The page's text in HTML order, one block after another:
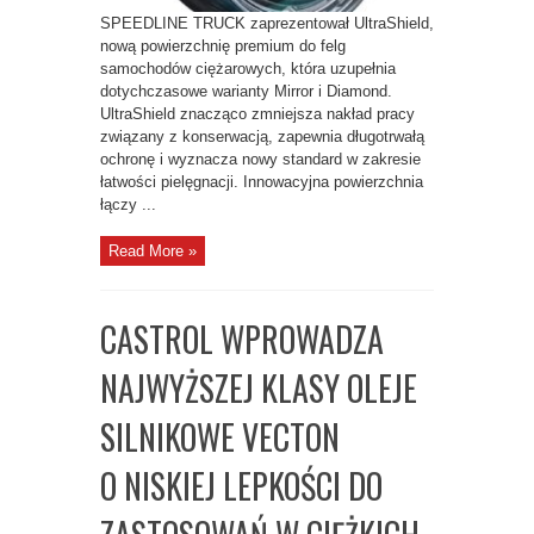
SPEEDLINE TRUCK zaprezentował UltraShield,
nową powierzchnię premium do felg
samochodów ciężarowych, która uzupełnia
dotychczasowe warianty Mirror i Diamond.
UltraShield znacząco zmniejsza nakład pracy
związany z konserwacją, zapewnia długotrwałą
ochronę i wyznacza nowy standard w zakresie
łatwości pielęgnacji. Innowacyjna powierzchnia
łączy ...
Read More »
CASTROL WPROWADZA
NAJWYŻSZEJ KLASY OLEJE
SILNIKOWE VECTON
O NISKIEJ LEPKOŚCI DO